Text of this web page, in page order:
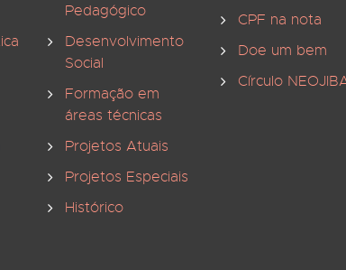
Pedagógico
Desenvolvimento
Social
Formação em
áreas técnicas
Projetos Atuais
Projetos Especiais
Histórico
CPF na nota
Doe um bem
Círculo